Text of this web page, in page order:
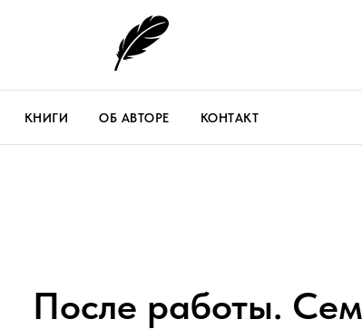
КНИГИ ОБ АВТОРЕ КОНТАКТ
После работы.